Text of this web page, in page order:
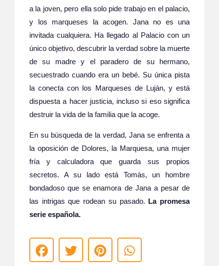
a la joven, pero ella solo pide trabajo en el palacio,
y los marqueses la acogen. Jana no es una
invitada cualquiera. Ha llegado al Palacio con un
único objetivo, descubrir la verdad sobre la muerte
de su madre y el paradero de su hermano,
secuestrado cuando era un bebé. Su única pista
la conecta con los Marqueses de Luján, y está
dispuesta a hacer justicia, incluso si eso significa
destruir la vida de la familia que la acoge.
En su búsqueda de la verdad, Jana se enfrenta a
la oposición de Dolores, la Marquesa, una mujer
fría y calculadora que guarda sus propios
secretos. A su lado está Tomás, un hombre
bondadoso que se enamora de Jana a pesar de
las intrigas que rodean su pasado. La promesa
serie española.